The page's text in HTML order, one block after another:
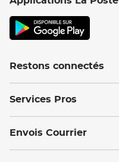
Restons connectés
Services Pros
Envois Courrier